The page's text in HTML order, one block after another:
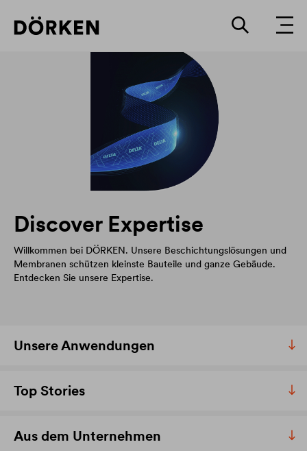
Discover Expertise
Willkommen bei DÖRKEN. Unsere Beschichtungslösungen und
Membranen schützen kleinste Bauteile und ganze Gebäude.
Entdecken Sie unsere Expertise.
Unsere Anwendungen
Top Stories
Aus dem Unternehmen